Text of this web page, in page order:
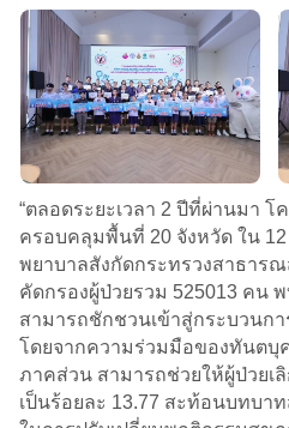
“ตลอดระยะเวลา 2 ปีที่ผ่านมา โ
ครอบคลุมพื้นที่ 20 จังหวัด ใน
พยาบาลสังกัดกระทรวงสาธาร
คัดกรองผู้ป่วยรวม 525013 คน
สามารถชักชวนเข้าสู่กระบวนก
โดยจากความร่วมมือของทันตบุ
ภาคส่วน สามารถช่วยให้ผู้ป่วยเ
เป็นร้อยละ 13.77 สะท้อนบทบ